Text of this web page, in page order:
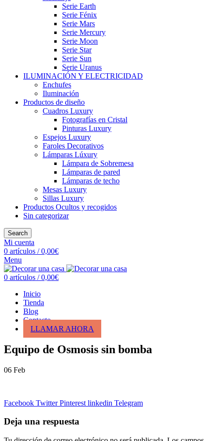
Serie Earth
Serie Fénix
Serie Mars
Serie Mercury
Serie Moon
Serie Star
Serie Sun
Serie Uranus
ILUMINACIÓN Y ELECTRICIDAD
Enchufes
Iluminación
Productos de diseño
Cuadros Luxury
Fotografías en Cristal
Pinturas Luxury
Espejos Luxury
Faroles Decorativos
Lámparas Lúxury
Lámpara de Sobremesa
Lámparas de pared
Lámparas de techo
Mesas Luxury
Sillas Luxury
Productos Ocultos y recogidos
Sin categorizar
Search
Mi cuenta
0 artículos / 0,00€
Menu
0 artículos / 0,00€
Inicio
Tienda
Blog
Contacto
LLAMAR AHORA
Equipo de Osmosis sin bomba
06 Feb
Facebook Twitter Pinterest linkedin Telegram
Deja una respuesta